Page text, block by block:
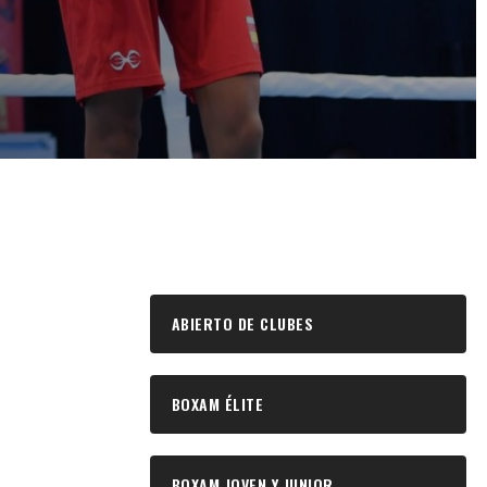
ABIERTO DE CLUBES
BOXAM ÉLITE